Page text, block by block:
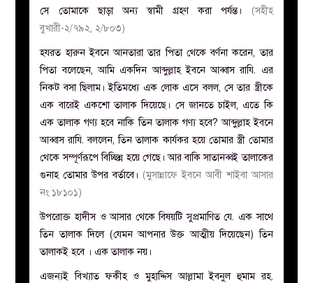
সে তোমাকে ছাড়া অন্য স্বামী গ্রহণ করা পর্যন্ত।
(সহীহ
বুখারী-২/৭৯২, ২/৮০৩)
হযরত হারুন ইবনে আনতারা তার পিতা থেকে বর্ণনা করেন, তার
পিতা বলেছেন, আমি একদিন আব্দুল্লাহ ইবনে আব্বাস রাযি. এর
নিকট বসা ছিলাম। ইতিমধ্যে এক লোক এসে বলল, সে তার স্ত্রীকে
এক বারেই একশো তালাক দিয়েছে। সে জানতে চাইল, এতে কি
এক তালাক গণ্য হবে নাকি তিন তালাক গণ্য হবে? আব্দুল্লাহ ইবনে
আব্বাস রাযি. বললেন, তিন তালাক কার্যকর হয়ে তোমার স্ত্রী তোমার
থেকে সম্পূর্ণরূপে বিচ্ছিন্ন হয়ে গেছে। আর বাকি সাতানব্বই তালাকের
গুনাহ তোমার উপর বর্তাবে। (মুসান্নাফে ইবনে আবী শাইবা আসার
নং ১৮১০১)
উপরোক্ত হাদীস ও আসার থেকে বিষয়টি সুপ্রমাণিত যে. এক সাথে
তিন তালাক দিলে (যেমন আপনার উক্ত আত্মীয় দিয়েছেন) তিন
তালাকই হবে । এক তালাক নয়।
এজন্যই বিখ্যাত ফকীহ ও মুহাদ্দিস আল্লামা ইবনুল হুমাম রহ.